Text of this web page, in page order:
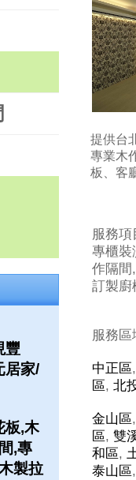
豐
居家/
板,木
,專
製拉
提供台
專業木
板、客
服務項
專櫃裝
作隔間
訂製廚
服務
中正區
區, 北
金山區
區, 雙
和區,
泰山區